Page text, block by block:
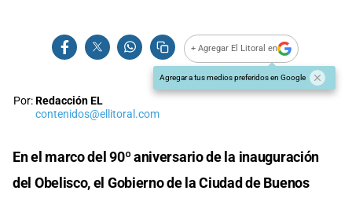
+ Agregar El Litoral en
Agregar a tus medios preferidos en Google
Por:Redacción EL
contenidos@ellitoral.com
En el marco del 90º aniversario de la inauguración
del Obelisco, el Gobierno de la Ciudad de Buenos